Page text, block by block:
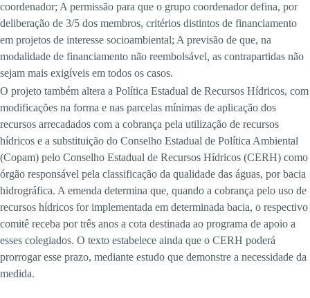
coordenador; A permissão para que o grupo coordenador defina, por
deliberação de 3/5 dos membros, critérios distintos de financiamento
em projetos de interesse socioambiental; A previsão de que, na
modalidade de financiamento não reembolsável, as contrapartidas não
sejam mais exigíveis em todos os casos.
O projeto também altera a Política Estadual de Recursos Hídricos, com
modificações na forma e nas parcelas mínimas de aplicação dos
recursos arrecadados com a cobrança pela utilização de recursos
hídricos e a substituição do Conselho Estadual de Política Ambiental
(Copam) pelo Conselho Estadual de Recursos Hídricos (CERH) como
órgão responsável pela classificação da qualidade das águas, por bacia
hidrográfica. A emenda determina que, quando a cobrança pelo uso de
recursos hídricos for implementada em determinada bacia, o respectivo
comitê receba por três anos a cota destinada ao programa de apoio a
esses colegiados. O texto estabelece ainda que o CERH poderá
prorrogar esse prazo, mediante estudo que demonstre a necessidade da
medida.